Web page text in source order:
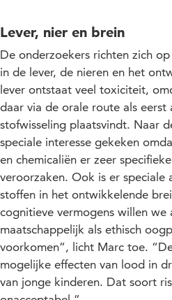
Lever, nier en brein
De onderzoekers richten zich
in de lever, de nieren en het
lever ontstaat veel toxiciteit,
daar via de orale route als eerst
stofwisseling plaatsvindt. Naar
speciale interesse gekeken
en chemicaliën er zeer
veroorzaken. Ook is er speciale
stoffen in het ontwikkelende
cognitieve vermogens willen we
maatschappelijk als ethisch
voorkomen”, licht Marc toe.
mogelijke effecten van lood in
van jonge kinderen. Dat soort